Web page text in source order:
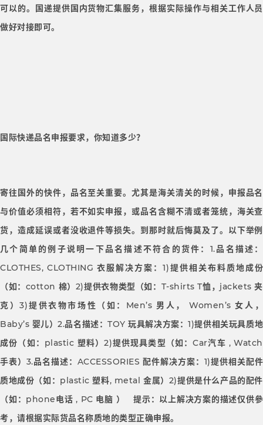
可以的。国递提供国内货物汇集服务，根据实际操作与相关工作人员
做好对接即可。
国际快递品名申报要求，你知道多少？
寄往国外的快件，品名至关重要。尤其是海关清关的时候，申报品名
与价值必须相符，若不如实申报，或品名含糊不清或者笼统，海关查
货，造成延误或者没收退件等损失。到那时就后悔莫及了。以下举例
几个简单的例子说明一下品名描述不符合的货件：1.品名描述：
CLOTHES, CLOTHING 衣服解决方案：1)提供相关布料质地成份
（如：cotton 棉）2)提供衣物类型（如：T-shirts T恤，jackets 夹
克）3)提供衣物市场性（如：Men’s 男人， Women’s 女人，
Baby’s 婴儿）2.品名描述：TOY 玩具解决方案：1)提供相关玩具质地
成份（如：plastic 塑料）2)提供现具类型（如：Car汽车 , Watch
手表）3.品名描述：ACCESSORIES 配件解决方案：1)提供相关配件
质地成份（如：plastic 塑料, metal 金属）2)提供是什么产品的配件
（如：phone电话 , PC 电脑 ） 提示：以上解决方案的描述仅供參
考，请根据实际货品名称质地的类型正确申报。